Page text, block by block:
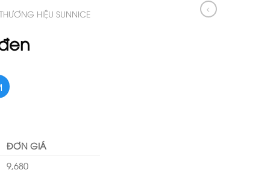
THƯƠNG HIỆU SUNNICE
ĐƠN GIÁ
9,680